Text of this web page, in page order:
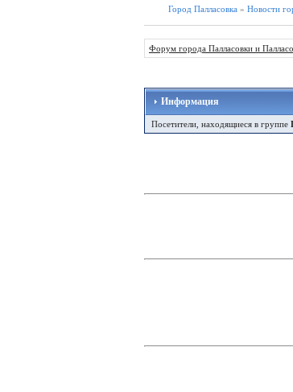
Город Палласовка » Новости
Форум города Палласовки и
Информация
Посетители, находящиеся в группе